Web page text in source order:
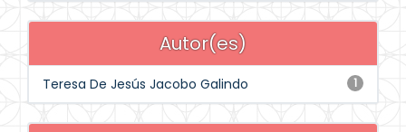
Autor(es)
1
Teresa De Jesús Jacobo Galindo